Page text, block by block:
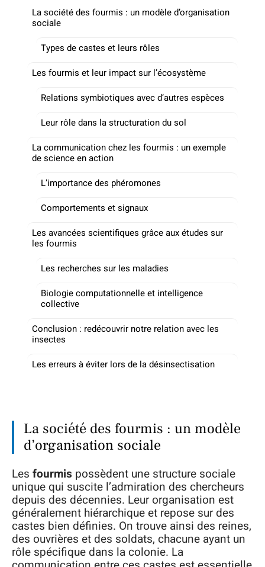
La société des fourmis : un modèle d’organisation
sociale
Types de castes et leurs rôles
Les fourmis et leur impact sur l’écosystème
Relations symbiotiques avec d’autres espèces
Leur rôle dans la structuration du sol
La communication chez les fourmis : un exemple
de science en action
L’importance des phéromones
Comportements et signaux
Les avancées scientifiques grâce aux études sur
les fourmis
Les recherches sur les maladies
Biologie computationnelle et intelligence
collective
Conclusion : redécouvrir notre relation avec les
insectes
Les erreurs à éviter lors de la désinsectisation
La société des fourmis : un modèle
d’organisation sociale
Les fourmis possèdent une structure sociale
unique qui suscite l’admiration des chercheurs
depuis des décennies. Leur organisation est
généralement hiérarchique et repose sur des
castes bien définies. On trouve ainsi des reines,
des ouvrières et des soldats, chacune ayant un
rôle spécifique dans la colonie. La